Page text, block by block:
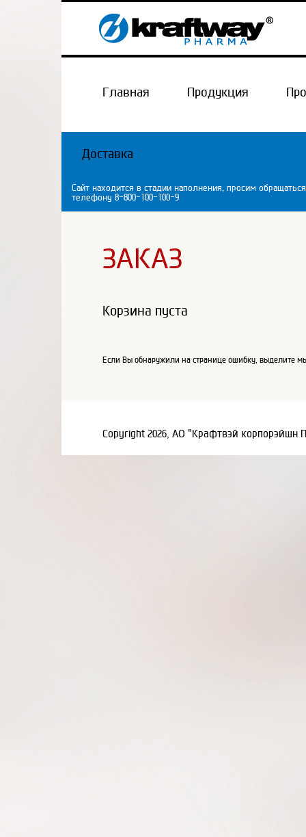
Главная Продукция
Доставка
Сайт находится в стадии наполнения, просим
телефону 8-800-100-100-9
ЗАКАЗ
Корзина пуста
Если Вы обнаружили на странице ошибку, выделите
Copyright 2026, АО "Крафтвэй корпорэйшн